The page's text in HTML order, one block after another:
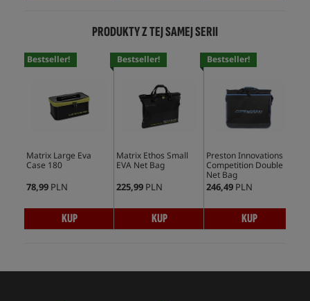
PRODUKTY Z TEJ SAMEJ SERII
Bestseller!
Matrix Large Eva
Case 180
78,99 PLN
KUP
Bestseller!
Matrix Ethos Small
EVA Net Bag
225,99 PLN
KUP
Bestseller!
Preston Innovations
Competition Double
Net Bag
246,49 PLN
KUP